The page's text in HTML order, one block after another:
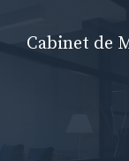
Cabinet de